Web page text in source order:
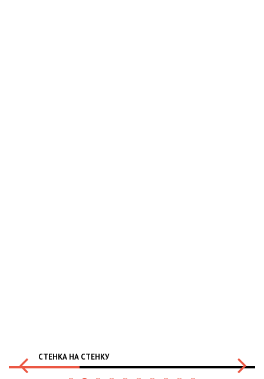
СТЕНКА НА СТЕНКУ